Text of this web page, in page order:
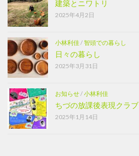
建築とニワトリ
2025年4月2日
小林利佳/智頭での暮らし
日々の暮らし
2025年3月31日
お知らせ/小林利佳
ちづの放課後表現クラブ
2025年1月14日